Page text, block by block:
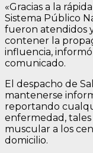
«Gracias a la
Sistema Público
fueron atendidos
contener la
influencia,
comunicado.
El despacho de
mantenerse
reportando
enfermedad,
muscular a los
domicilio.